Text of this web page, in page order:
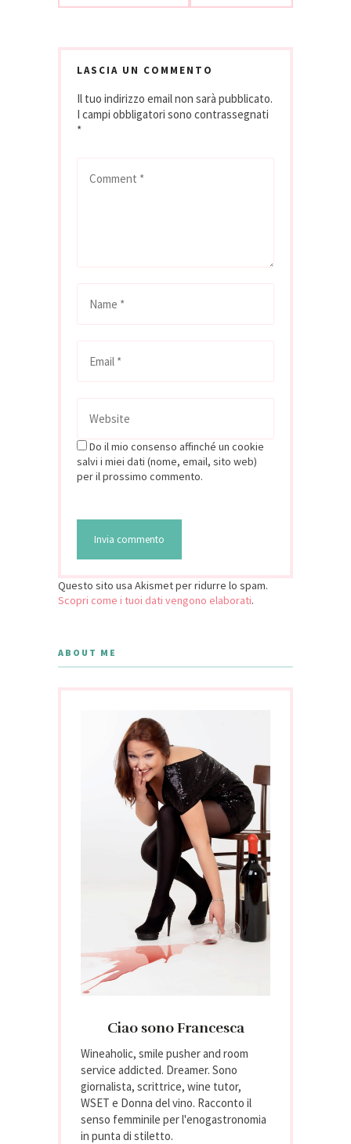
LASCIA UN COMMENTO
Il tuo indirizzo email non sarà pubblicato.
I campi obbligatori sono contrassegnati
*
Do il mio consenso affinché un cookie
salvi i miei dati (nome, email, sito web)
per il prossimo commento.
Questo sito usa Akismet per ridurre lo spam.
Scopri come i tuoi dati vengono elaborati.
ABOUT ME
Ciao sono Francesca
Wineaholic, smile pusher and room
service addicted. Dreamer. Sono
giornalista, scrittrice, wine tutor,
WSET e Donna del vino. Racconto il
senso femminile per l'enogastronomia
in punta di stiletto.